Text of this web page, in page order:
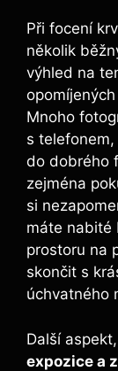
Při focení
několik
výhled na
Mnoho
s
do dobrého
zejména
si
máte nabité
prostoru na
skončit s
úchvatného
Další
expozice a